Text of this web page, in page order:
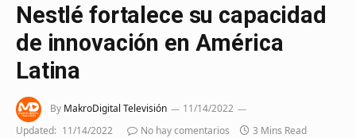
Nestlé fortalece su capacidad
de innovación en América
Latina
By MakroDigital Televisión
11/14/2022
Updated: 11/14/2022 No hay comentarios 3 Mins Read